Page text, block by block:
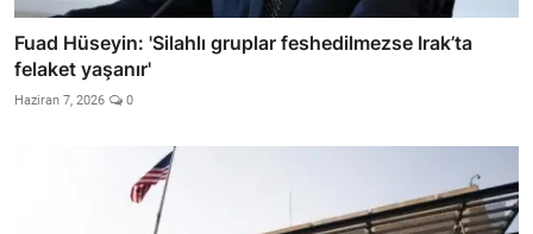
Fuad Hüseyin: 'Silahlı gruplar feshedilmezse Irak’ta
felaket yaşanır'
Haziran 7, 2026 0